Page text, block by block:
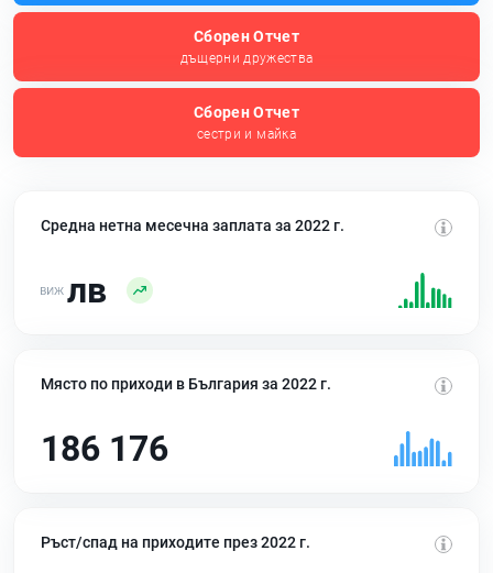
Сборен Отчет
дъщерни дружества
Сборен Отчет
сестри и майка
Средна нетна месечна заплата за 2022 г.
лв
Място по приходи в България за 2022 г.
186 176
Ръст/спад на приходите през 2022 г.